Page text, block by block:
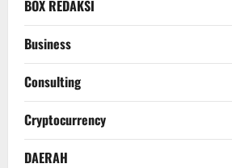
BOX REDAKSI
Business
Consulting
Cryptocurrency
DAERAH